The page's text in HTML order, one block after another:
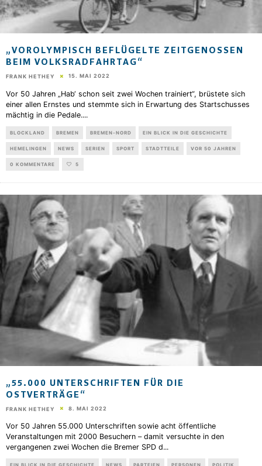
„VOROLYMPISCH BEFLÜGELTE ZEITGENOSSEN
BEIM VOLKSRADFAHRTAG“
FRANK HETHEY 15. MAI 2022
Vor 50 Jahren „Hab‘ schon seit zwei Wochen trainiert“, brüstete sich
einer allen Ernstes und stemmte sich in Erwartung des Startschusses
mächtig in die Pedale....
BLOCKLAND BREMEN BREMEN-NORD EIN BLICK IN DIE GESCHICHTE
HEMELINGEN NEWS SERIEN SPORT STADTTEILE VOR 50 JAHREN
0 KOMMENTARE 5
„55.000 UNTERSCHRIFTEN FÜR DIE
OSTVERTRÄGE“
FRANK HETHEY 8. MAI 2022
Vor 50 Jahren 55.000 Unterschriften sowie acht öffentliche
Veranstaltungen mit 2000 Besuchern – damit versuchte in den
vergangenen zwei Wochen die Bremer SPD d...